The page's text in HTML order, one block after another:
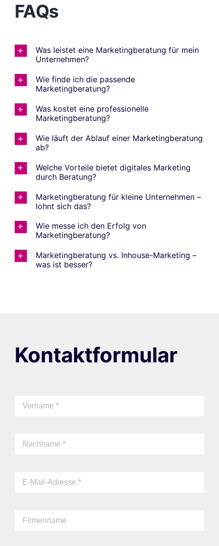
FAQs
Was leistet eine Marketingberatung für mein
Unternehmen?
Wie finde ich die passende
Marketingberatung?
Was kostet eine professionelle
Marketingberatung?
Wie läuft der Ablauf einer Marketingberatung
ab?
Welche Vorteile bietet digitales Marketing
durch Beratung?
Marketingberatung für kleine Unternehmen –
lohnt sich das?
Wie messe ich den Erfolg von
Marketingberatung?
Marketingberatung vs. Inhouse-Marketing –
was ist besser?
Kontaktformular